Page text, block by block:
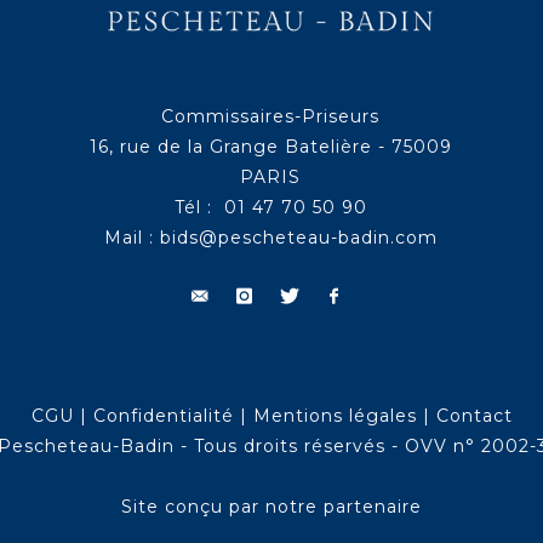
Commissaires-Priseurs
16, rue de la Grange Batelière - 75009
PARIS
Tél : 01 47 70 50 90
Mail : bids@pescheteau-badin.com
CGU | Confidentialité | Mentions légales | Contact
Badin - Tous droits réservés - OVV n° 2002-
Site conçu par notre partenaire